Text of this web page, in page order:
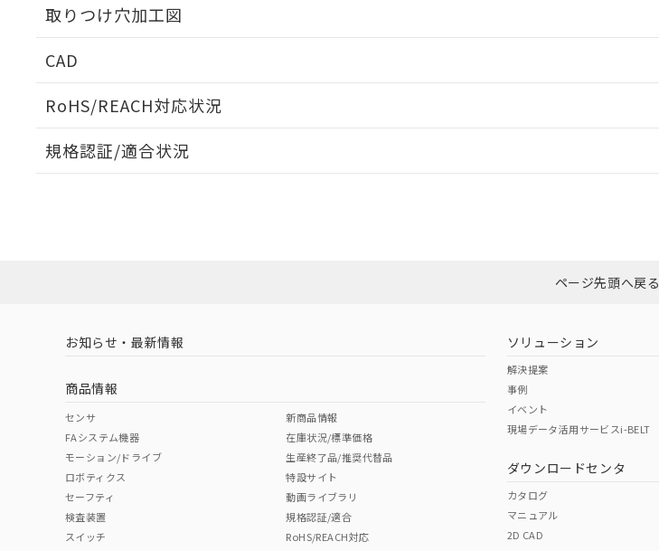
取りつけ穴加工図
CAD
RoHS/REACH対応状況
EU RoHS 注意事項・凡例
ダウンロードはこちら
中国 RoHS 注意事項・凡例
中国 RoHS表
Pb Hg Cr(VI)
規格認証/適合状況
ページ先頭へ戻る
お知らせ・最新情報
商品情報
センサ
FAシステム機器
モーション/ドライブ
ロボティクス
セーフティ
検査装置
スイッチ
新商品情報
在庫状況/標準価格
生産終了品/推奨代替品
特設サイト
動画ライブラリ
規格認証/適合
RoHS/REACH対応
ソリューション
解決提案
事例
イベント
現場データ活用サービスi-BELT
ダウンロードセンタ
カタログ
マニュアル
2D CAD